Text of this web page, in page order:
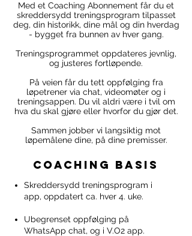
Som klient hos oss vil du få full oppmerksomhet, og
tett oppfølging fra et menneske (ikke autosvar).
treningen du gjør.
treningsprogram;
Du får et system bygget rundt deg og ditt liv, en
relasjon som motiverer og en prosess hvor helheten
Med et Coaching Abonnement får du et
skreddersydd treningsprogram tilpasset
deg, din historikk, dine mål og din hverdag
- bygget fra bunnen av hver gang.
Treningsprogrammet oppdateres jevnlig,
og justeres fortløpende.
På veien får du tett oppfølging fra
løpetrener via chat, videomøter og i
treningsappen. Du vil aldri være i tvil om
hva du skal gjøre eller hvorfor du gjør det.
Sammen jobber vi langsiktig mot
løpemålene dine, på dine premisser.
coaching basis
Skreddersydd treningsprogram i
app, oppdatert ca. hver 4. uke.
Ubegrenset oppfølging på
WhatsApp chat, og i V.O2 app. ​